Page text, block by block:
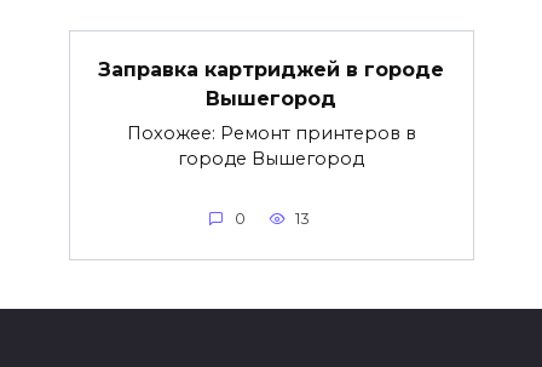
Заправка картриджей в городе
Вышегород
Похожее: Ремонт принтеров в
городе Вышегород
0 13